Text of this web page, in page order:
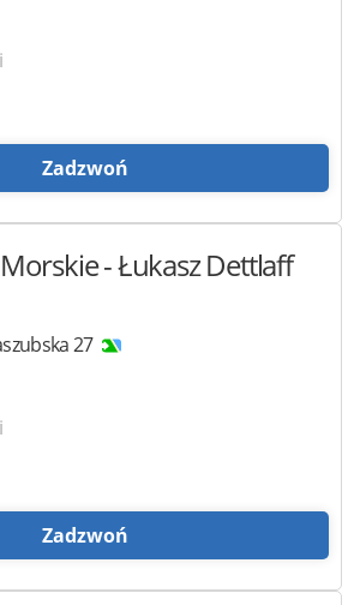
Zadzwoń
- Łukasz Dettlaff
27
Zadzwoń